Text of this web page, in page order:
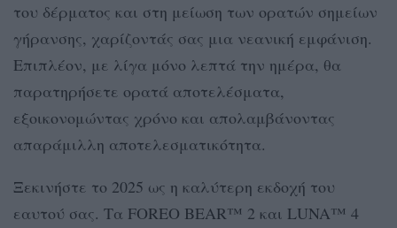
του δέρματος και στη μείωση των ορατών σημείων
γήρανσης, χαρίζοντάς σας μια νεανική εμφάνιση.
Επιπλέον, με λίγα μόνο λεπτά την ημέρα, θα
παρατηρήσετε ορατά αποτελέσματα,
εξοικονομώντας χρόνο και απολαμβάνοντας
απαράμιλλη αποτελεσματικότητα.
Ξεκινήστε το 2025 ως η καλύτερη εκδοχή του
εαυτού σας. Τα FOREO BEAR™ 2 και LUNA™ 4